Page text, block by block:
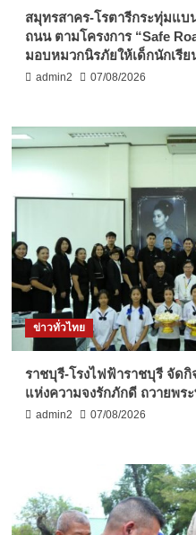
สมุทรสาคร-โรตารีกระทุ่มแ
ถนน ตามโครงการ “Safe
มอบหมวกนิรภัยให้เด็กนักเรีย
admin2 07/08/2026
ข่าวทั่วไทย
ราชบุรี-โรงไฟฟ้าราชบุรี จัด
แห่งความจงรักภักดี ถวายพร
admin2 07/08/2026